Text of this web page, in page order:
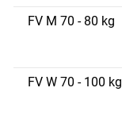
FV M 70 - 80 kg
FV W 70 - 100 kg